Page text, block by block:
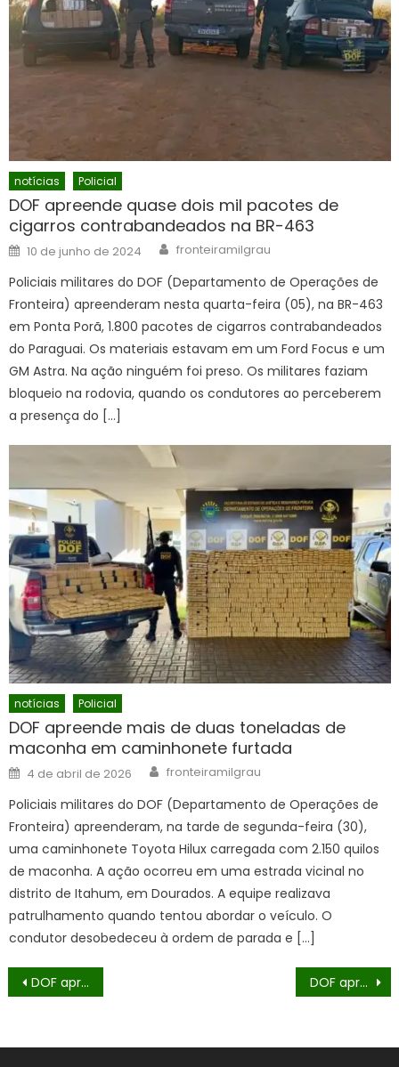
notícias Policial
DOF apreende quase dois mil pacotes de
cigarros contrabandeados na BR-463
Posted
on
10 de junho de 2024 Author
fronteiramilgrau
Policiais militares do DOF (Departamento de Operações de
Fronteira) apreenderam nesta quarta-feira (05), na BR-463
em Ponta Porã, 1.800 pacotes de cigarros contrabandeados
do Paraguai. Os materiais estavam em um Ford Focus e um
GM Astra. Na ação ninguém foi preso. Os militares faziam
bloqueio na rodovia, quando os condutores ao perceberem
a presença do […]
notícias Policial
DOF apreende mais de duas toneladas de
maconha em caminhonete furtada
Posted
on
4 de abril de 2026 Author
fronteiramilgrau
Policiais militares do DOF (Departamento de Operações de
Fronteira) apreenderam, na tarde de segunda-feira (30),
uma caminhonete Toyota Hilux carregada com 2.150 quilos
de maconha. A ação ocorreu em uma estrada vicinal no
distrito de Itahum, em Dourados. A equipe realizava
patrulhamento quando tentou abordar o veículo. O
condutor desobedeceu à ordem de parada e […]
Navegação
Post
DOF apreende mais de 3,4 toneladas de drogas em carreta que seguia para o Paraná DOF apreende veículo com mais de R$ 280 mil em produtos ilegais Laguna Carapã